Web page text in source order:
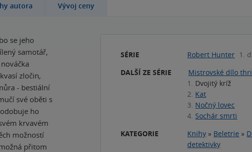
autora Vývoj ceny
se jeho
samotář,
zločin,
- bestiální
své oběti s
ho
krvavém
možností
přitom
SÉRIE Robert Hunter 1.
DALŠÍ ZE SÉRIE
Mistrovské dílo
1. Dvojitý kríž
2. Kat
3. Nočný lovec
4. Sochár smrti
KATEGORIE
Knihy » Beletrie »
detektivky